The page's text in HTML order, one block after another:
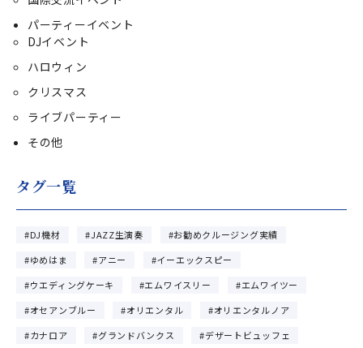
パーティーイベント
DJイベント
ハロウィン
クリスマス
ライブパーティー
その他
タグ一覧
DJ機材 JAZZ生演奏
お勧めクルージング実績
ゆめはま
アニー
イーエックスピー
ウエディングケーキ
エムワイスリー
エムワイツー
オセアンブルー
オリエンタル
オリエンタルノア
カナロア
グランドバンクス
デザートビュッフェ